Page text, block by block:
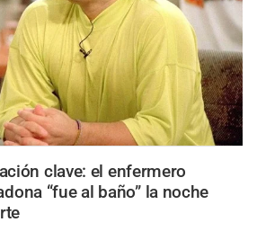
clave: el enfermero
“fue al baño” la noche